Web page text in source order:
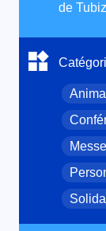
de
Messe